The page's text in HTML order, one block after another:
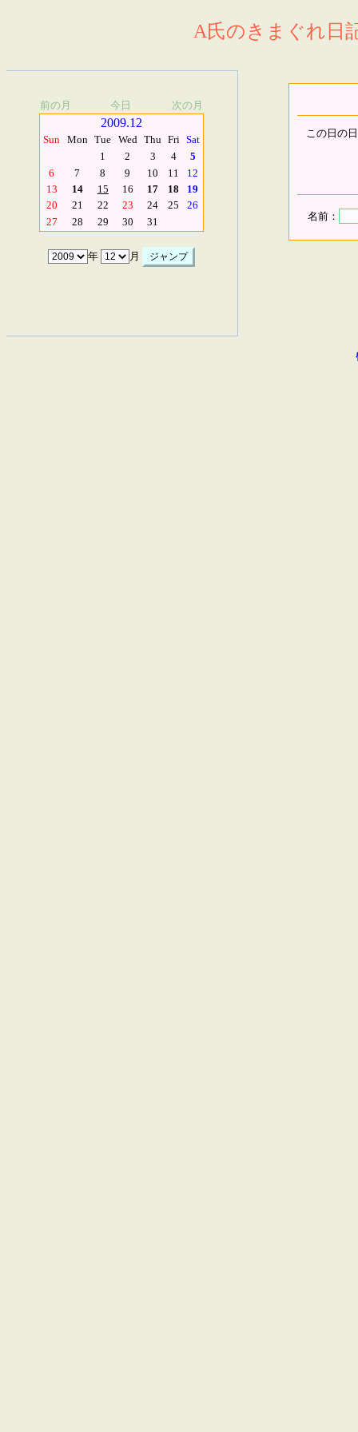
A氏のきまぐれ日
前の月 今日 次の月
2009.12
Sun Mon Tue Wed Thu Fri Sat
1
2 3 4
5
6
7 8 9 10 11
12
13
14 15 16 17 18
19
20
21 22 23 24 25
26
27
28 29 30 31
年 月
この日の
名前：